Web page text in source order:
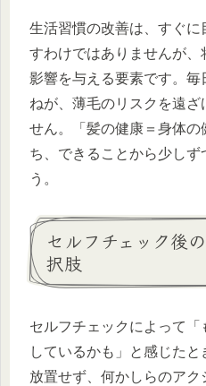
生活習慣の改善は、すぐに
すわけではありませんが、
影響を与える要素です。
ねが、薄毛のリスクを遠ざ
せん。「髪の健康＝身体
ち、できることから少しず
う。
セルフチェック後
択肢
セルフチェックによって
しているかも」と感じた
放置せず、何かしらのア